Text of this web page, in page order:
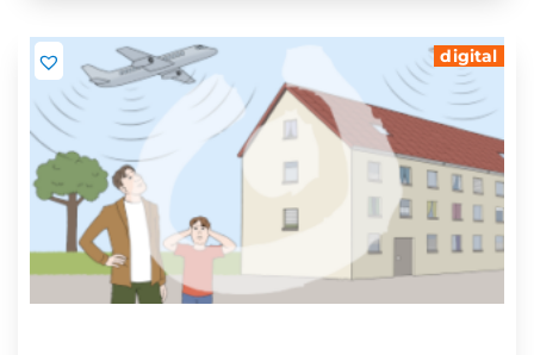
digital